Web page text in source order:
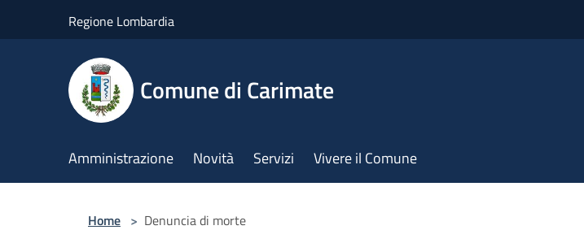
Regione Lombardia
Comune di Carimate
Amministrazione Novità Servizi Vivere il Comune
Home > Denuncia di morte